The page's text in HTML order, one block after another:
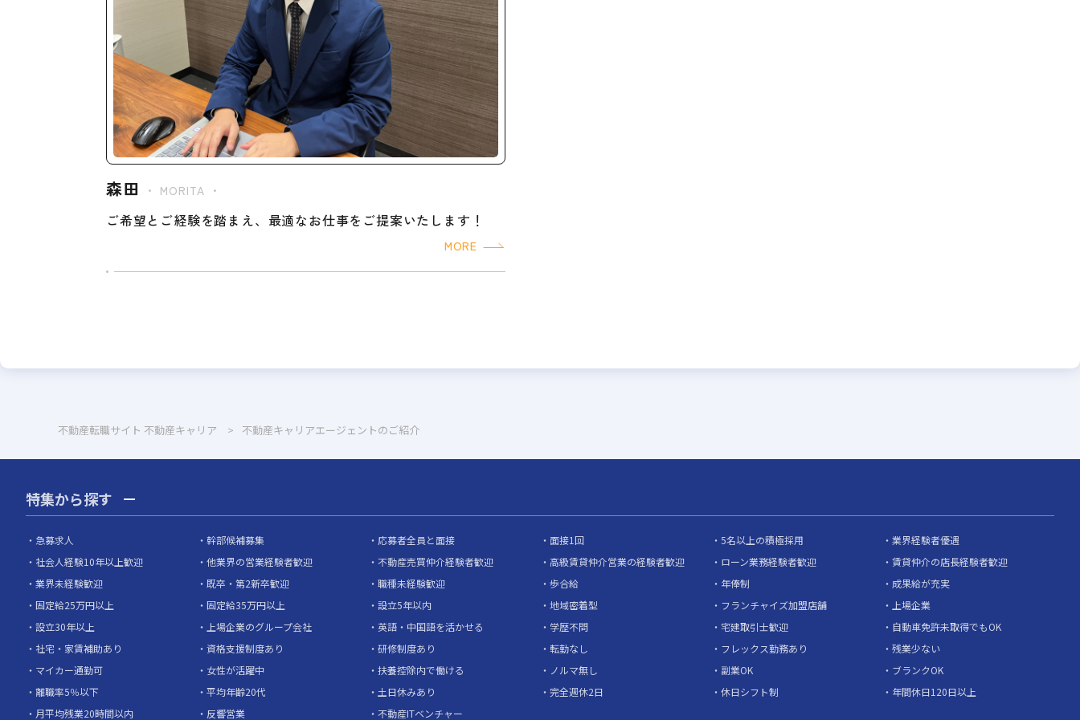
森田 ・ MORITA ・
ご希望とご経験を踏まえ、最適なお仕事をご提案いたします！
MORE
不動産転職サイト 不動産キャリア 不動産キャリアエージェントのご紹介
特集から探す
急募求人 幹部候補募集 応募者全員と面接 面接1回 5名以上の積極採用
業界経験者優遇
社会人経験10年以上歓迎
他業界の営業経験者歓迎 不動産売買仲介経験者歓迎 高級賃貸仲介営業の経験者歓迎 ローン業務経験者歓迎
賃貸仲介の店長経験者歓迎
業界未経験歓迎
既卒・第2新卒歓迎 職種未経験歓迎 歩合給 年俸制
成果給が充実
固定給25万円以上
固定給35万円以上 設立5年以内 地域密着型 フランチャイズ加盟店舗
上場企業
設立30年以上
上場企業のグループ会社 英語・中国語を活かせる 学歴不問 宅建取引士歓迎
自動車免許未取得でもOK
社宅・家賃補助あり
資格支援制度あり 研修制度あり 転勤なし フレックス勤務あり
残業少ない
マイカー通勤可
女性が活躍中 扶養控除内で働ける ノルマ無し 副業OK
ブランクOK
離職率5％以下
平均年齢20代 土日休みあり 完全週休2日 休日シフト制
年間休日120日以上
月平均残業20時間以内
反響営業 不動産ITベンチャー